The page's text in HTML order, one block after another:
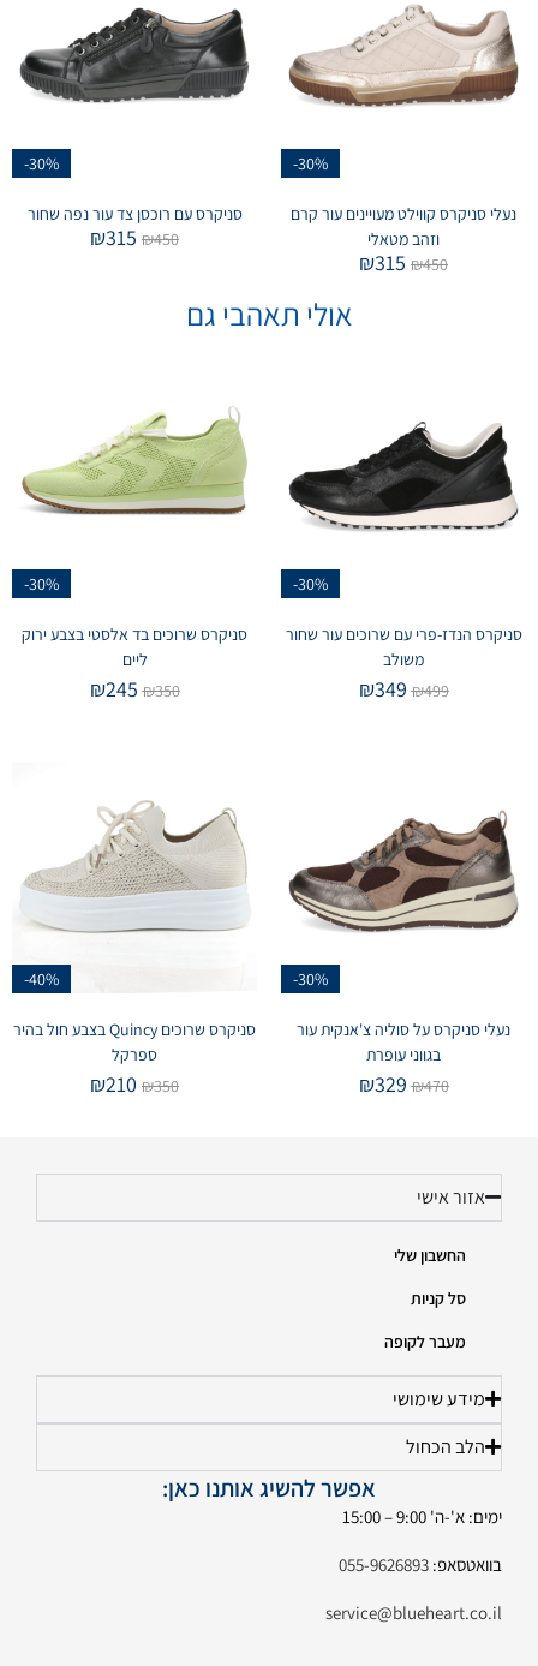
-30%
נעלי סניקרס קווילט מעויינים עור קרם
וזהב מטאלי
₪450
₪315
-30%
סניקרס עם רוכסן צד עור נפה שחור
₪450
₪315
אולי תאהבי גם
-30%
סניקרס הנדז-פרי עם שרוכים עור שחור
משולב
₪499
₪349
-30%
סניקרס שרוכים בד אלסטי בצבע ירוק
ליים
₪350
₪245
-30%
נעלי סניקרס על סוליה צ'אנקית עור
בגווני עופרת
₪470
₪329
-40%
סניקרס שרוכים Quincy בצבע חול בהיר
ספרקל
₪350
₪210
אזור אישי
החשבון שלי
סל קניות
מעבר לקופה
מידע שימושי
הלב הכחול
אפשר להשיג אותנו כאן:
ימים: א'-ה' 9:00 – 15:00
בוואטסאפ: 055-9626893
service@blueheart.co.il